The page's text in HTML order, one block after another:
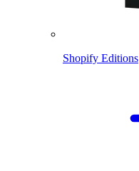
Shopify Editions